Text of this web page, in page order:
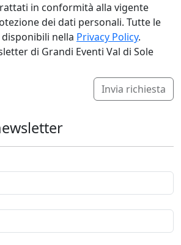
in conformità alla vigente
dei dati personali. Tutte le
nella Privacy Policy.
di Grandi Eventi Val di Sole
Invia richiesta